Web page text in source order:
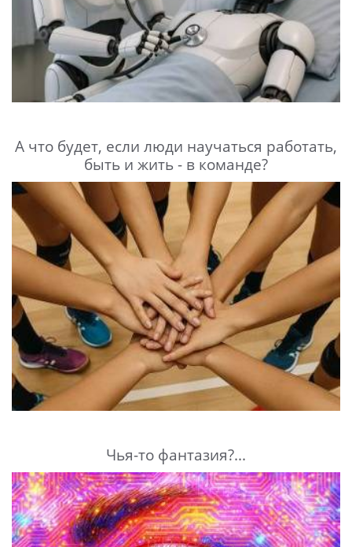
А что будет, если люди научаться работать,
быть и жить - в команде?
Чья-то фантазия?...